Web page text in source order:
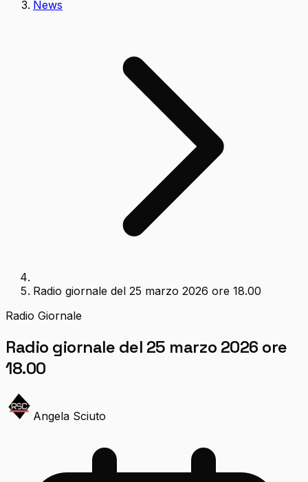
News
Radio giornale del 25 marzo 2026 ore 18.00
Radio Giornale
Radio giornale del 25 marzo 2026 ore
18.00
Angela Sciuto